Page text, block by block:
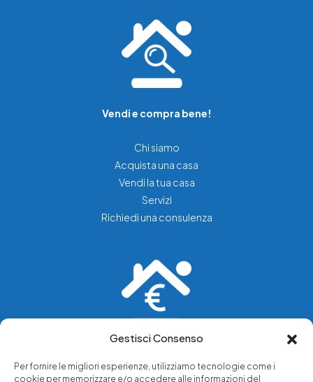
Gestisci Consenso
Per fornire le migliori esperienze, utilizziamo tecnologie come i
cookie per memorizzare e/o accedere alle informazioni del
Vendi e compra bene!
Chi siamo
Acquista una casa
Vendi la tua casa
Servizi
Richiedi una consulenza